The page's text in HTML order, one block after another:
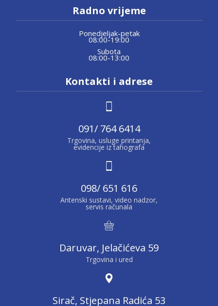
Radno vrijeme
Ponedjeljak-petak
08:00-19:00
Subota
08:00-13:00
Kontakti i adrese
091/ 764 6414
Trgovina, usluge printanja,
evidencije iz tahografa
098/ 651 616
Antenski sustavi, video nadzor,
servis računala
Daruvar, Jelačićeva 59
Trgovina i ured
Sirač, Stjepana Radića 53